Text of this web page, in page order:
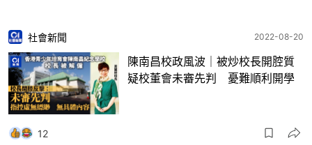
社會新聞 2022-08-20
陳南昌校政風波｜被炒校長開腔質
疑校董會未審先判 憂難順利開學
12